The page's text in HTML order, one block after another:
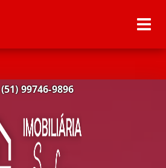
(51) 99746-9896